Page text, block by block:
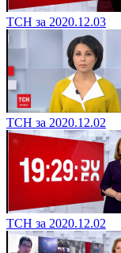
ТСН за 2020.12.03
ТСН за 2020.12.02
ТСН за 2020.12.02